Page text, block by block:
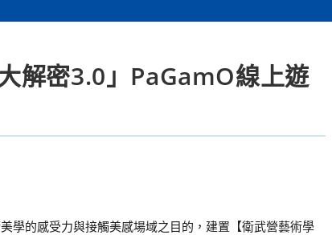
解密3.0」PaGamO線上遊
學的感受力與接觸美感場域之目的，建置【衛武營藝術學